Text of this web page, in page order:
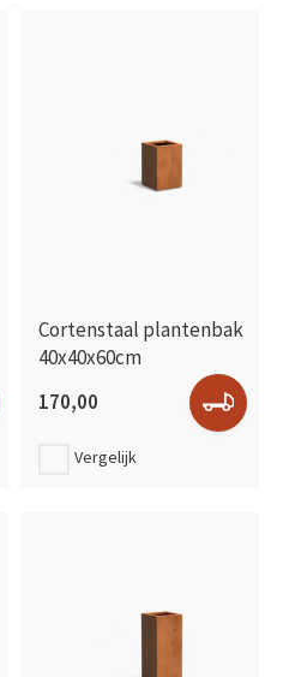
Cortenstaal plantenbak
40x40x60cm
170,00
Vergelijk